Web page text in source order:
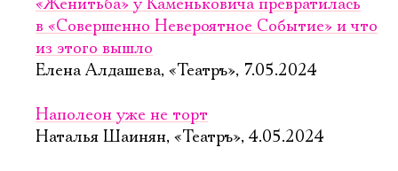
«Женитьба» у Каменьковича превратилась
в «Совершенно Невероятное Событие» и что
из этого вышло
Елена Алдашева, «Театръ», 7.05.2024
Наполеон уже не торт
Наталья Шаинян, «Театръ», 4.05.2024